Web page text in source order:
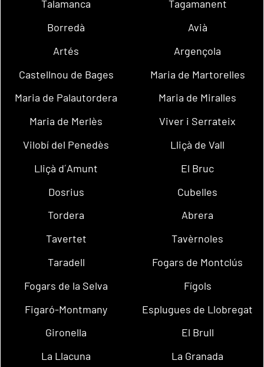
Talamanca
Tagamanent
Borredà
Avià
Artés
Argençola
Castellnou de Bages
Maria de Martorelles
Maria de Palautordera
Maria de Miralles
Maria de Merlès
Viver i Serrateix
Vilobí del Penedès
Lliçà de Vall
Lliçà d´Amunt
El Bruc
Dosrius
Cubelles
Tordera
Abrera
Tavertet
Tavèrnoles
Taradell
Fogars de Montclús
Fogars de la Selva
Fígols
Figaró-Montmany
Esplugues de Llobregat
Gironella
El Brull
La Llacuna
La Granada